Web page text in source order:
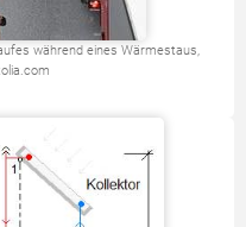
während eines Wärmestaus,